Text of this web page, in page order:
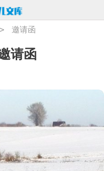
> 邀请函
请函